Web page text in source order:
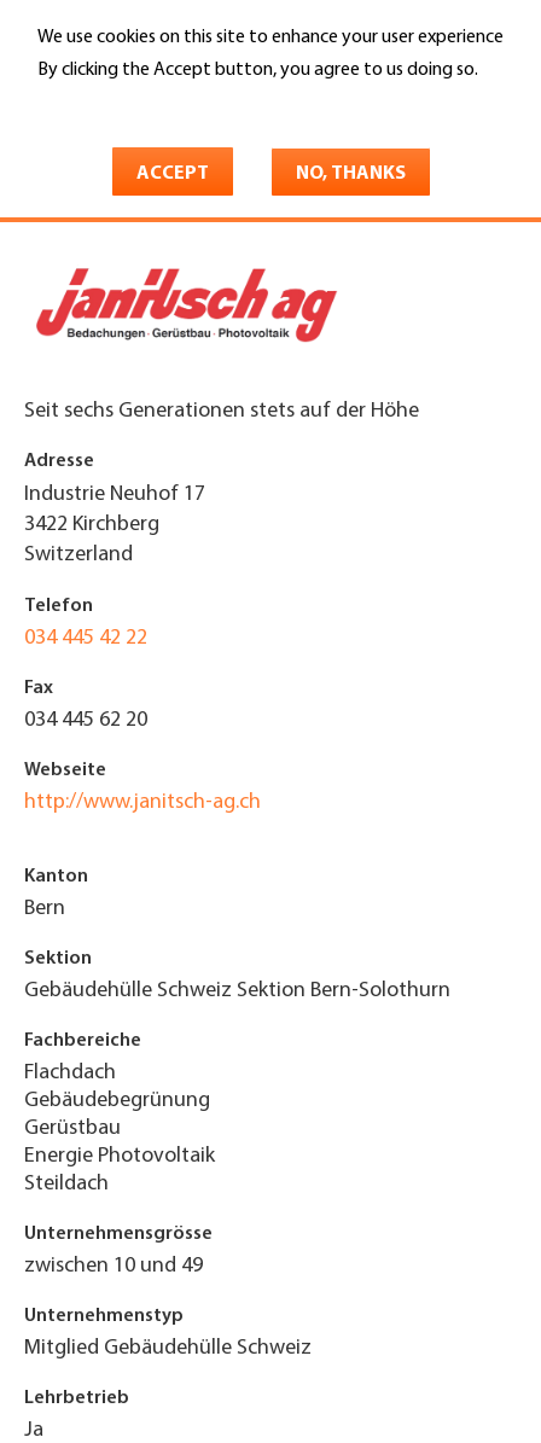
We use cookies on this site to enhance your user experience
By clicking the Accept button, you agree to us doing so.
ACCEPT NO, THANKS
main
Search
Janitsch AG
Seit sechs Generationen stets auf der Höhe
Adresse
Industrie Neuhof 17
3422 Kirchberg
Switzerland
Telefon
034 445 42 22
Fax
034 445 62 20
Webseite
http://www.janitsch-ag.ch
Kanton
Bern
Sektion
Gebäudehülle Schweiz Sektion Bern-Solothurn
Fachbereiche
Flachdach
Gebäudebegrünung
Gerüstbau
Energie Photovoltaik
Steildach
Unternehmensgrösse
zwischen 10 und 49
Unternehmenstyp
Mitglied Gebäudehülle Schweiz
Lehrbetrieb
Ja